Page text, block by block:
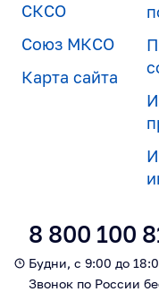
СКСО
Союз МКСО
Карта сайта
8 800 100
Будни, с 9:00 до
Звонок по России